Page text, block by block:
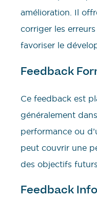
amélioration. Il
corriger les
favoriser le
Feedback
Ce feedback est
généralement
performance ou
peut couvrir une
des objectifs futurs.
Feedback